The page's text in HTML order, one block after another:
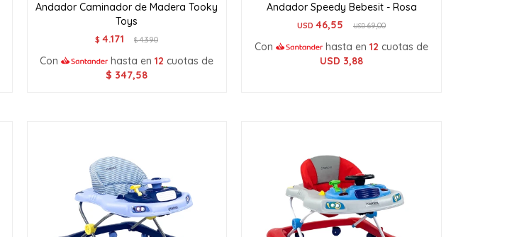
Andador Caminador de Madera Tooky
Toys
$ 4.171 $4.390
Con hasta en12 cuotas de
$ 347,58
Andador Speedy Bebesit - Rosa
USD 46,55 USD69,00
Con hasta en12 cuotas de
USD 3,88